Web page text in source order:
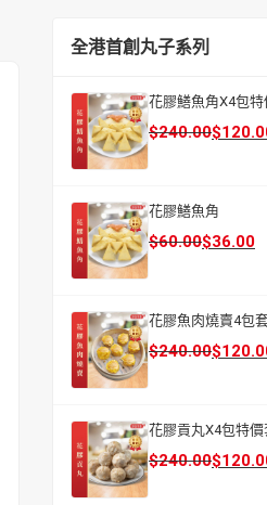
全港首創丸子系列
花膠鱔魚角X4包
$240.00
原
格：
$240.00。
$
目
格：
$120.00。
花膠鱔魚角
$60.00
原
格：
$60.00。
$36.00
目
格：
$36.00。
花膠魚肉燒賣4包
$240.00
原
格：
$240.00。
$
目
格：
$120.00。
花膠貢丸X4包特價
$240.00
原
$
目